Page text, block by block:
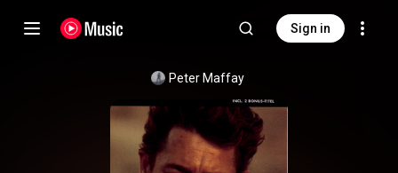
Sign in
Peter Maffay